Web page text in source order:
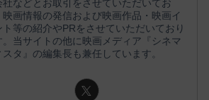
社などとお取引をさせていただいてお
映画情報の発信および映画作品・映画イ
ト等の紹介やPRをさせていただいており
。当サイトの他に映画メディア『シネマ
スタ』の編集長も兼任しています。